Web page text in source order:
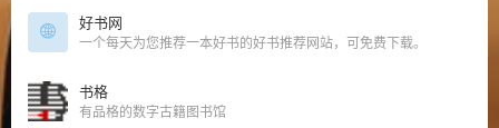
好书网
一个每天为您推荐一本好书的好书推荐网站，可免费下载。
书格
有品格的数字古籍图书馆